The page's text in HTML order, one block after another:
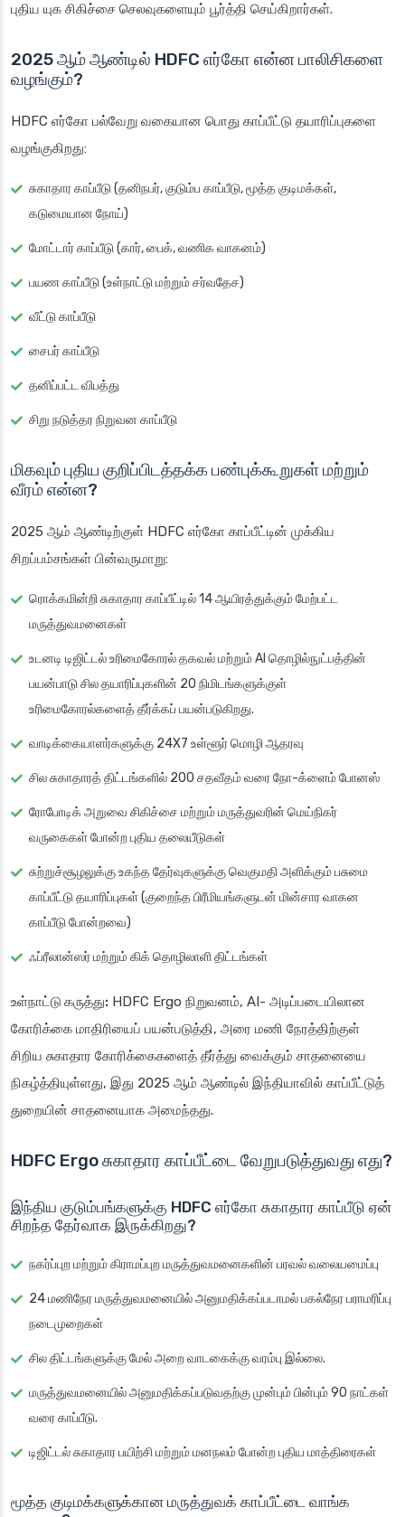
புதிய யுக சிகிச்சை செலவுகளையும் பூர்த்தி செய்கிறார்கள்.
2025 ஆம் ஆண்டில் HDFC எர்கோ என்ன பாலிசிகளை
வழங்கும்?
HDFC எர்கோ பல்வேறு வகையான பொது காப்பீட்டு தயாரிப்புகளை
வழங்குகிறது:
சுகாதார காப்பீடு (தனிநபர், குடும்ப காப்பீடு, மூத்த குடிமக்கள்,
கடுமையான நோய்)
மோட்டார் காப்பீடு (கார், பைக், வணிக வாகனம்)
பயண காப்பீடு (உள்நாட்டு மற்றும் சர்வதேச)
வீட்டு காப்பீடு
சைபர் காப்பீடு
தனிப்பட்ட விபத்து
சிறு நடுத்தர நிறுவன காப்பீடு
மிகவும் புதிய குறிப்பிடத்தக்க பண்புக்கூறுகள் மற்றும்
வீரம் என்ன?
2025 ஆம் ஆண்டிற்குள் HDFC எர்கோ காப்பீட்டின் முக்கிய
சிறப்பம்சங்கள் பின்வருமாறு:
ரொக்கமின்றி சுகாதார காப்பீட்டில் 14 ஆயிரத்துக்கும் மேற்பட்ட
மருத்துவமனைகள்
உடனடி டிஜிட்டல் உரிமைகோரல் தகவல் மற்றும் AI தொழில்நுட்பத்தின்
பயன்பாடு சில தயாரிப்புகளின் 20 நிமிடங்களுக்குள்
உரிமைகோரல்களைத் தீர்க்கப் பயன்படுகிறது.
வாடிக்கையாளர்களுக்கு 24X7 உள்ளூர் மொழி ஆதரவு
சில சுகாதாரத் திட்டங்களில் 200 சதவீதம் வரை நோ-க்ளைம் போனஸ்
ரோபோடிக் அறுவை சிகிச்சை மற்றும் மருத்துவரின் மெய்நிகர்
வருகைகள் போன்ற புதிய தலையீடுகள்
சுற்றுச்சூழலுக்கு உகந்த தேர்வுகளுக்கு வெகுமதி அளிக்கும் பசுமை
காப்பீட்டு தயாரிப்புகள் (குறைந்த பிரீமியங்களுடன் மின்சார வாகன
காப்பீடு போன்றவை)
ஃப்ரீலான்ஸர் மற்றும் கிக் தொழிலாளி திட்டங்கள்
உள்நாட்டு கருத்து: HDFC Ergo நிறுவனம், AI- அடிப்படையிலான
கோரிக்கை மாதிரியைப் பயன்படுத்தி, அரை மணி நேரத்திற்குள்
சிறிய சுகாதார கோரிக்கைகளைத் தீர்த்து வைக்கும் சாதனையை
நிகழ்த்தியுள்ளது, இது 2025 ஆம் ஆண்டில் இந்தியாவில் காப்பீட்டுத்
துறையின் சாதனையாக அமைந்தது.
HDFC Ergo சுகாதார காப்பீட்டை வேறுபடுத்துவது எது?
இந்திய குடும்பங்களுக்கு HDFC எர்கோ சுகாதார காப்பீடு ஏன்
சிறந்த தேர்வாக இருக்கிறது?
நகர்ப்புற மற்றும் கிராமப்புற மருத்துவமனைகளின் பரவல் வலையமைப்பு
24 மணிநேர மருத்துவமனையில் அனுமதிக்கப்படாமல் பகல்நேர பராமரிப்பு
நடைமுறைகள்
சில திட்டங்களுக்கு மேல் அறை வாடகைக்கு வரம்பு இல்லை.
மருத்துவமனையில் அனுமதிக்கப்படுவதற்கு முன்பும் பின்பும் 90 நாட்கள்
வரை காப்பீடு.
டிஜிட்டல் சுகாதார பயிற்சி மற்றும் மனநலம் போன்ற புதிய மாத்திரைகள்
மூத்த குடிமக்களுக்கான மருத்துவக் காப்பீட்டை வாங்க